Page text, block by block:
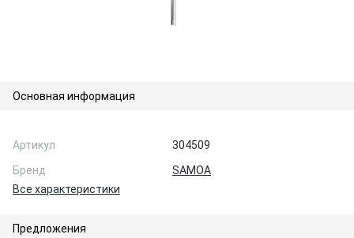
Основная информация
Артикул
304509
Бренд
SAMOA
Все характеристики
Предложения